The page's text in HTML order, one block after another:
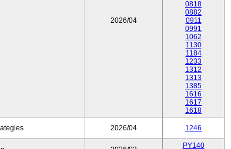
2026/04
0818
0882
0911
0991
1062
1130
1184
1233
1312
1313
1385
1616
1617
1618
2026/04 1246
PY140